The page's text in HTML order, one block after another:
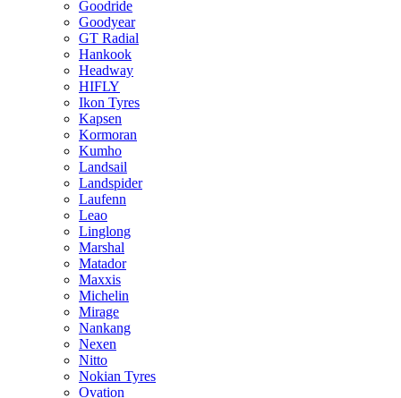
Goodride
Goodyear
GT Radial
Hankook
Headway
HIFLY
Ikon Tyres
Kapsen
Kormoran
Kumho
Landsail
Landspider
Laufenn
Leao
Linglong
Marshal
Matador
Maxxis
Michelin
Mirage
Nankang
Nexen
Nitto
Nokian Tyres
Ovation